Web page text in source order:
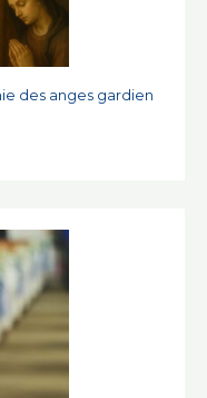
des anges gardien